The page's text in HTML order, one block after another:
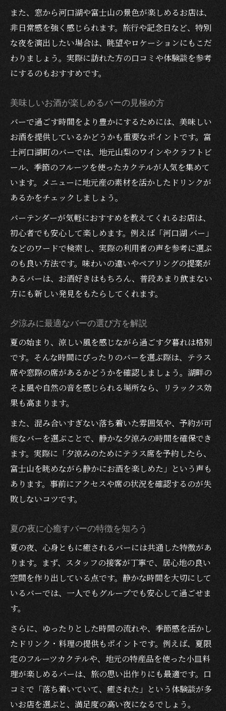
また、窓から河口湖や富士山の景色が楽しめるお店は、
非日常感を強く感じられます。旅行や記念日など、特別
な夜を演出したい場合は、眺望やロケーションにもこだ
わりましょう。実際に訪れた方の口コミや体験談を参考
にするのもおすすめです。
美味しいお酒が楽しめるバーの見極め方
バーで過ごす時間をより豊かにするためには、美味しい
お酒を提供しているかどうかも重要なポイントです。富
士河口湖町のバーでは、地元山梨のワインやクラフトビ
ール、季節のフルーツを使ったカクテルが人気を集めて
います。メニューに地元産の素材を活かしたドリンクが
あるかをチェックしましょう。
バーテンダーが気軽におすすめを教えてくれるお店は、
初心者でも安心して楽しめます。例えば「河口湖 バー」
などのワードで検索し、実際の利用者の声を参考に選ぶ
のも良い方法です。味わいの違いやペアリングの提案が
あるバーは、お酒好きはもちろん、普段あまり飲まない
方にも新しい発見をもたらしてくれます。
夕涼みに最適なバーの選び方を解説
夏の始まり、涼しい風を感じながら過ごす夕暮れは格別
です。そんな時間にぴったりのバーを選ぶ際は、テラス
席や窓際の席があるかどうかを確認しましょう。湖畔の
そよ風や自然の音を感じられる場所なら、リラックス効
果も高まります。
また、混み合いすぎない落ち着いた雰囲気や、予約が可
能なバーを選ぶことで、静かな夕涼みの時間を確保でき
ます。実際に「夕涼みのためにテラス席を予約したら、
富士山を眺めながら静かにお酒を楽しめた」という声も
あります。事前にアクセスや席の状況を確認するのが失
敗しないコツです。
夏の夜に心癒すバーの特徴を知ろう
夏の夜、心身ともに癒されるバーには共通した特徴があ
ります。まず、スタッフの接客が丁寧で、居心地の良い
空間を作り出している点です。静かな時間を大切にして
いるバーでは、一人でもグループでも安心して過ごせま
す。
さらに、ゆったりとした時間の流れや、季節感を活かし
たドリンク・料理の提供もポイントです。例えば、夏限
定のフルーツカクテルや、地元の特産品を使った小皿料
理が楽しめるバーは、旅の思い出作りにも最適です。口
コミで「落ち着いていて、癒された」という体験談が多
いお店を選ぶと、満足度の高い夜になるでしょう。